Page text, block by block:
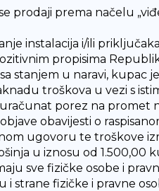
prodaji prema načelu
instalacija i/ili
propisima
stanjem u naravi, kupac
troškova u vezi s
porez na promet
obavijesti o
ugovoru te troškove
u iznosu od 1.500,00
sve fizičke osobe i
i strane fizičke i pravne